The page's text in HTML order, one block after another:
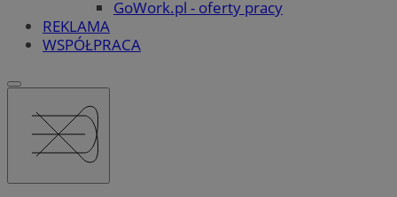
GoWork.pl - oferty pracy
REKLAMA
WSPÓŁPRACA